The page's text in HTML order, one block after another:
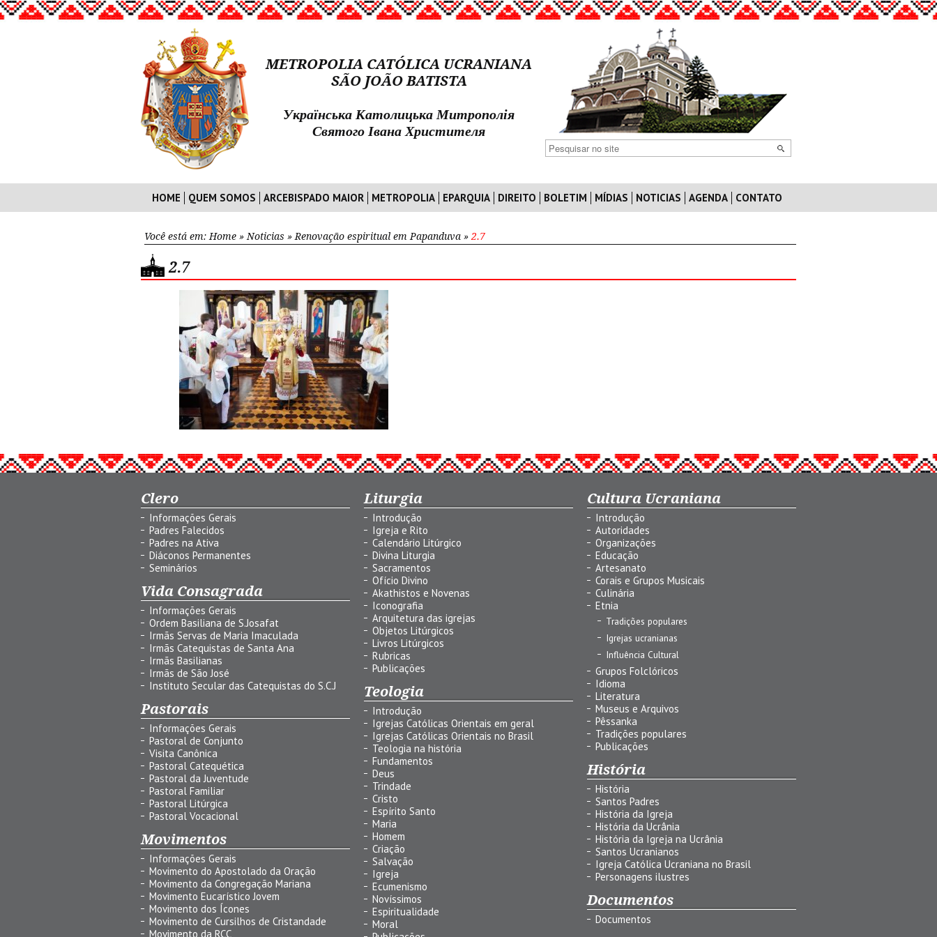
METROPOLIA CATÓLICA UCRANIANA
SÃO JOÃO BATISTA
Українська Католицька Митрополія
Святого Івана Христителя
HOME QUEM SOMOS ARCEBISPADO MAIOR METROPOLIA EPARQUIA DIREITO BOLETIM MÍDIAS NOTICIAS AGENDA CONTATO
Você está em: Home » Noticias » Renovação espiritual em Papanduva » 2.7
2.7
Clero
Informações Gerais
Padres Falecidos
Padres na Ativa
Diáconos Permanentes
Seminários
Vida Consagrada
Informações Gerais
Ordem Basiliana de S.Josafat
Irmãs Servas de Maria Imaculada
Irmãs Catequistas de Santa Ana
Irmãs Basilianas
Irmãs de São José
Instituto Secular das Catequistas do S.C.J
Pastorais
Informações Gerais
Pastoral de Conjunto
Visita Canônica
Pastoral Catequética
Pastoral da Juventude
Pastoral Familiar
Pastoral Litúrgica
Pastoral Vocacional
Movimentos
Informações Gerais
Movimento do Apostolado da Oração
Movimento da Congregação Mariana
Movimento Eucarístico Jovem
Movimento dos Ícones
Movimento de Cursilhos de Cristandade
Movimento da RCC
Liturgia
Introdução
Igreja e Rito
Calendário Litúrgico
Divina Liturgia
Sacramentos
Ofício Divino
Akathistos e Novenas
Iconografia
Arquitetura das igrejas
Objetos Litúrgicos
Livros Litúrgicos
Rubricas
Publicações
Teologia
Introdução
Igrejas Católicas Orientais em geral
Igrejas Católicas Orientais no Brasil
Teologia na história
Fundamentos
Deus
Trindade
Cristo
Espírito Santo
Maria
Homem
Criação
Salvação
Igreja
Ecumenismo
Novíssimos
Espiritualidade
Moral
Cultura Ucraniana
Introdução
Autoridades
Organizações
Educação
Artesanato
Corais e Grupos Musicais
Culinária
Etnia
Tradições populares
Igrejas ucranianas
Influência Cultural
Grupos Folclóricos
Idioma
Literatura
Museus e Arquivos
Pêssanka
Tradições populares
Publicações
História
História
Santos Padres
História da Igreja
História da Ucrânia
História da Igreja na Ucrânia
Santos Ucranianos
Igreja Católica Ucraniana no Brasil
Personagens ilustres
Documentos
Documentos